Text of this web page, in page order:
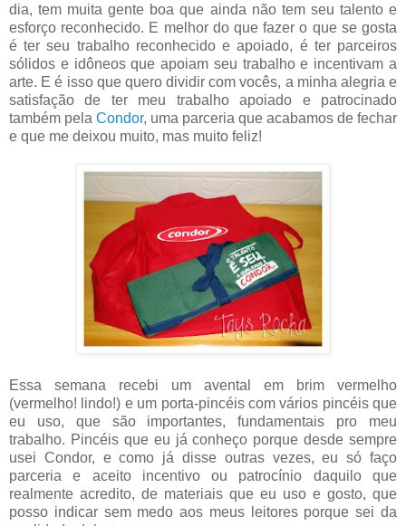
dia, tem muita gente boa que ainda não tem seu talento e
esforço reconhecido. E melhor do que fazer o que se gosta
é ter seu trabalho reconhecido e apoiado, é ter parceiros
sólidos e idôneos que apoiam seu trabalho e incentivam a
arte. E é isso que quero dividir com vocês, a minha alegria e
satisfação de ter meu trabalho apoiado e patrocinado
também pela Condor, uma parceria que acabamos de fechar
e que me deixou muito, mas muito feliz!
Essa semana recebi um avental em brim vermelho
(vermelho! lindo!) e um porta-pincéis com vários pincéis que
eu uso, que são importantes, fundamentais pro meu
trabalho. Pincéis que eu já conheço porque desde sempre
usei Condor, e como já disse outras vezes, eu só faço
parceria e aceito incentivo ou patrocínio daquilo que
realmente acredito, de materiais que eu uso e gosto, que
posso indicar sem medo aos meus leitores porque sei da